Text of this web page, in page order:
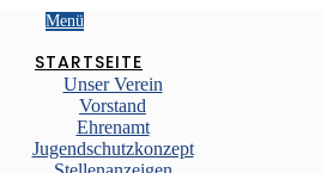
Menü
STARTSEITE
Unser Verein
Vorstand
Ehrenamt
Jugendschutzkonzept